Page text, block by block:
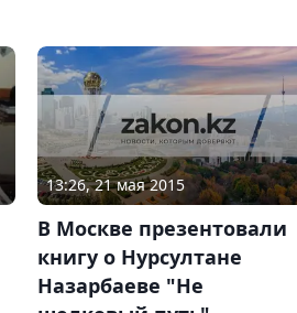
13:26, 21 мая 2015
В Москве презентовали
книгу о Нурсултане
Назарбаеве "Не